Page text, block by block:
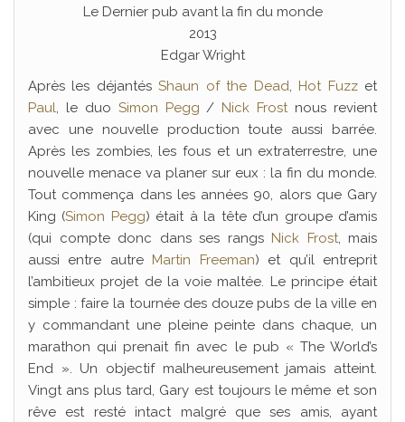
Le Dernier pub avant la fin du monde
2013
Edgar Wright
Après les déjantésShaun of the Dead, Hot Fuzzet
Paul, le duo Simon Pegg / Nick Frostnous revient
avec une nouvelle production toute aussi barrée.
Après les zombies, les fous et un extraterrestre, une
nouvelle menace va planer sur eux : la fin du monde.
Tout commença dans les années 90, alors que Gary
King (Simon Pegg) était à la tête d’un groupe d’amis
(qui compte donc dans ses rangs Nick Frost, mais
aussi entre autre Martin Freeman) et qu’il entreprit
l’ambitieux projet de la voie maltée. Le principe était
simple : faire la tournée des douze pubs de la ville en
y commandant une pleine peinte dans chaque, un
marathon qui prenait fin avec le pub « The World’s
End ». Un objectif malheureusement jamais atteint.
Vingt ans plus tard, Gary est toujours le même et son
rêve est resté intact malgré que ses amis, ayant